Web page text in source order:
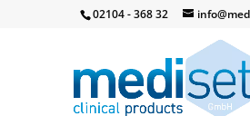
02104 - 368 32